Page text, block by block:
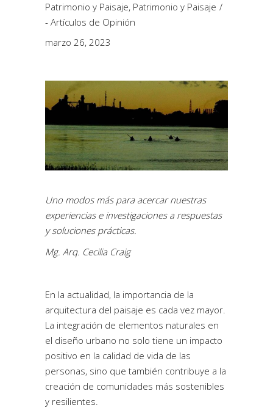
Patrimonio y Paisaje, Patrimonio y Paisaje
- Artículos de Opinión
marzo 26, 2023
Uno modos más para acercar nuestras
experiencias e investigaciones a respuestas
y soluciones prácticas.
Mg. Arq. Cecilia Craig
En la actualidad, la importancia de la
arquitectura del paisaje es cada vez mayor.
La integración de elementos naturales en
el diseño urbano no solo tiene un impacto
positivo en la calidad de vida de las
personas, sino que también contribuye a la
creación de comunidades más sostenibles
y resilientes.